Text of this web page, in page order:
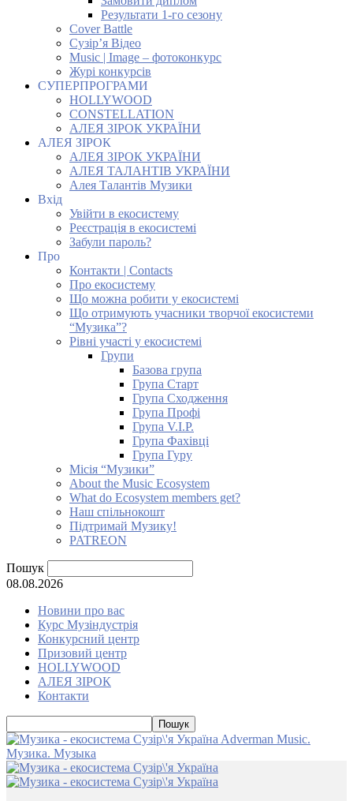
Результати 1-го сезону
Cover Battle
Сузір’я Відео
Music | Image – фотоконкурс
Журі конкурсів
СУПЕРПРОГРАМИ
HOLLYWOOD
CONSTELLATION
АЛЕЯ ЗІРОК УКРАЇНИ
АЛЕЯ ЗІРОК
АЛЕЯ ЗІРОК УКРАЇНИ
АЛЕЯ ТАЛАНТІВ УКРАЇНИ
Алея Талантів Музики
Вхід
Увійти в екосистему
Реєстрація в екосистемі
Забули пароль?
Про
Контакти | Contacts
Про екосистему
Що можна робити у екосистемі
Що отримують учасники творчої екосистеми
“Музика”?
Рівні участі у екосистемі
Групи
Базова група
Група Старт
Група Сходження
Група Профі
Група V.I.P.
Група Фахівці
Група Гуру
Місія “Музики”
About the Music Ecosystem
What do Ecosystem members get?
Наш спільнокошт
Підтримай Музику!
PATREON
Пошук
08.08.2026
Новини про вас
Курс Музіндустрія
Конкурсний центр
Призовий центр
HOLLYWOOD
АЛЕЯ ЗІРОК
Контакти
Adverman Music.
Музика. Музыка